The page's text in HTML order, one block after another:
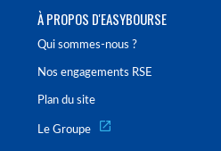
À PROPOS D'EASYBOURSE
Qui sommes-nous ?
Nos engagements RSE
Plan du site
Le Groupe